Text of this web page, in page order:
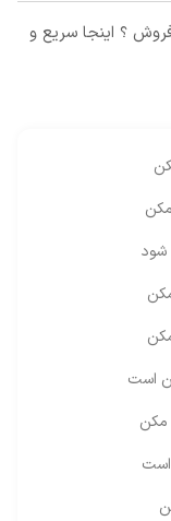
؟ اینجا سریع و
شود
است
مکن
است